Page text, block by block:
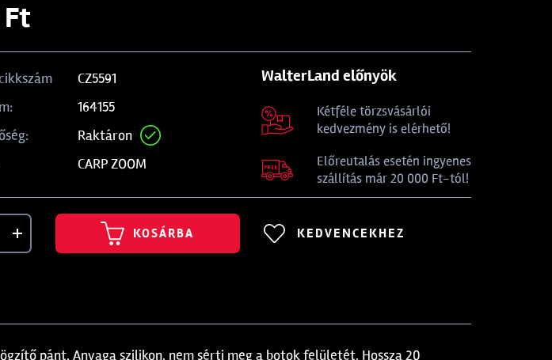
Ft
CZ5591
164155
Raktáron
CARP ZOOM
WalterLand előnyök
Kétféle törzsvásárlói
kedvezmény is elérhető!
Előreutalás esetén ingyenes
szállítás már 20 000 Ft-tól!
KOSÁRBA KEDVENCEKHEZ
pánt. Anyaga szilikon, nem sérti meg a botok felületét. Hossza 20